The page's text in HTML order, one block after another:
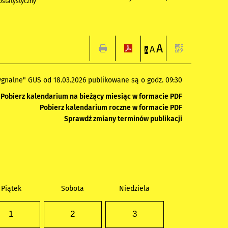
A AA
GUS od 18.03.2026 publikowane są o godz. 09:30
Pobierz kalendarium na bieżący miesiąc w formacie PDF
Pobierz kalendarium roczne w formacie PDF
Sprawdź zmiany terminów publikacji
Piątek Sobota Niedziela
1 2 3